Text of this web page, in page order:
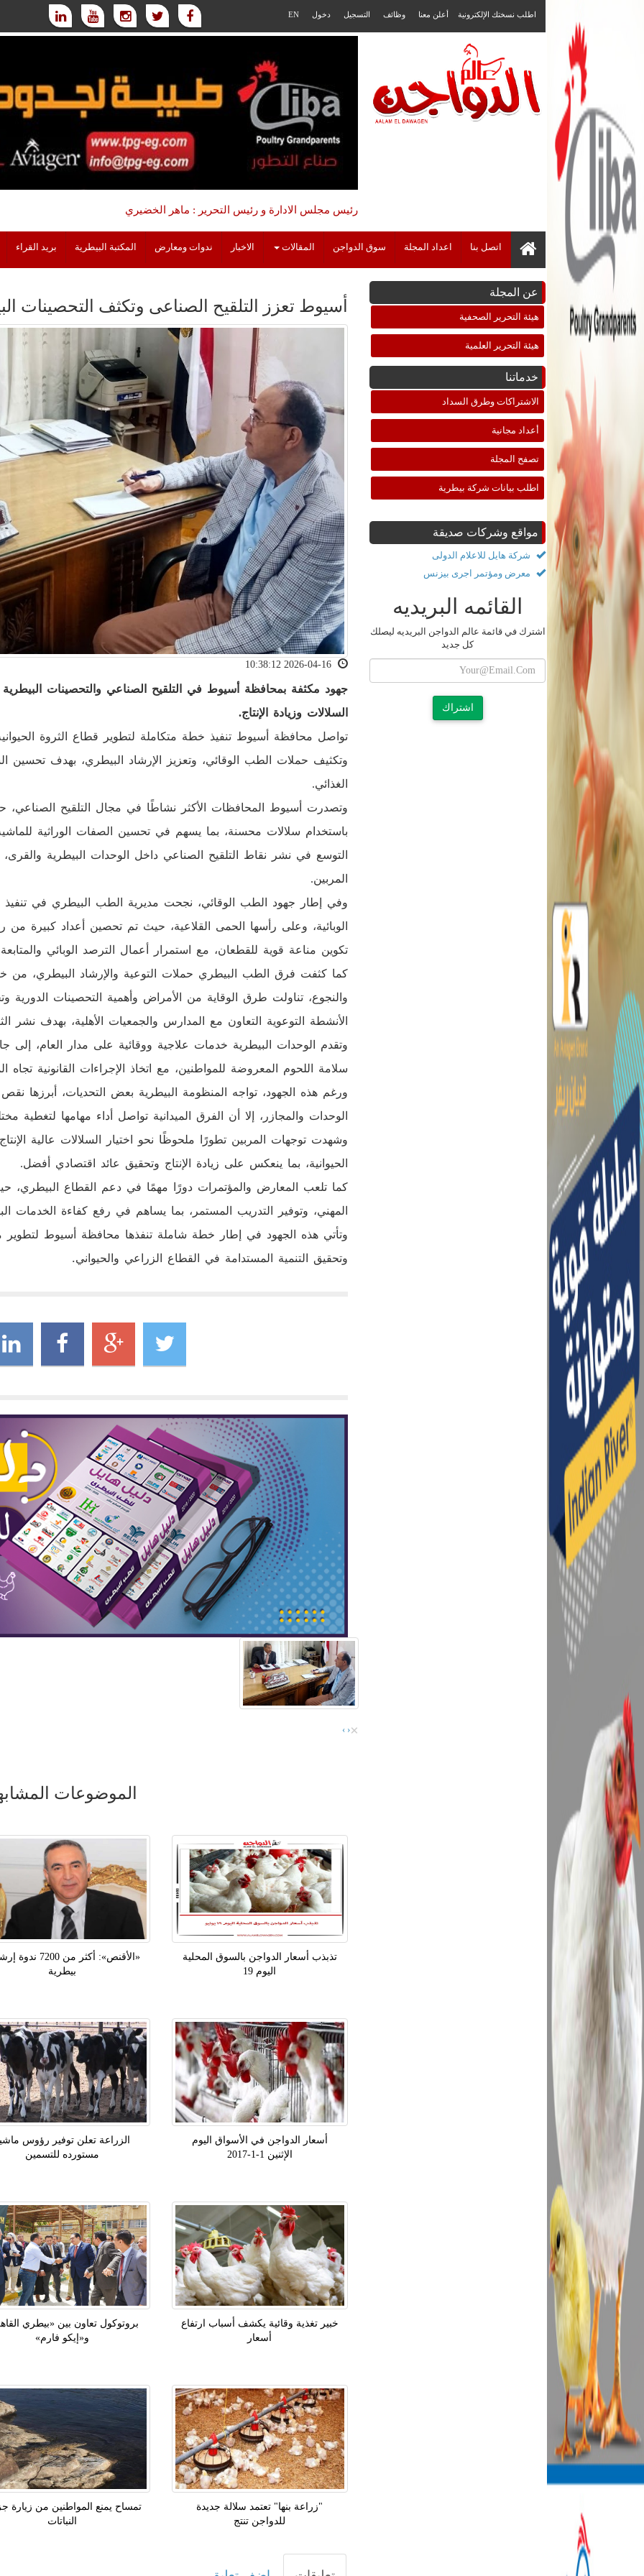
اطلب نسختك الإلكترونية أعلن معنا وظائف التسجيل دخول EN
رئيس مجلس الادارة و رئيس التحرير : ماهر الخضيري
اتصل بنا اعداد المجلة سوق الدواجن المقالات الاخبار ندوات ومعارض المكتبة البيطرية بريد القراء
عن المجلة
هيئة التحرير الصحفية
هيئة التحرير العلمية
خدماتنا
الاشتراكات وطرق السداد
أعداد مجانية
تصفح المجلة
اطلب بيانات شركة بيطرية
مواقع وشركات صديقة
شركة هايل للاعلام الدولى
معرض ومؤتمر اجرى بيزنس
القائمه البريديه
اشترك في قائمة عالم الدواجن البريديه ليصلك
كل جديد
اشتراك
أسيوط تعزز التلقيح الصناعى وتكثف التحصينات
جهود مكثفة بمحافظة أسيوط في التلقيح الصناعي والتحصينات البيطرية
السلالات وزيادة الإنتاج.
تواصل محافظة أسيوط تنفيذ خطة متكاملة لتطوير قطاع الثروة
وتكثيف حملات الطب الوقائي، وتعزيز الإرشاد البيطري، بهدف تحسين
الغذائي.
وتصدرت أسيوط المحافظات الأكثر نشاطًا في مجال التلقيح الصناعي،
باستخدام سلالات محسنة، بما يسهم في تحسين الصفات الوراثية للماشية
التوسع في نشر نقاط التلقيح الصناعي داخل الوحدات البيطرية
المربين.
وفي إطار جهود الطب الوقائي، نجحت مديرية الطب البيطري في
الوبائية، وعلى رأسها الحمى القلاعية، حيث تم تحصين أعداد كبيرة
تكوين مناعة قوية للقطعان، مع استمرار أعمال الترصد الوبائي
كما كثفت فرق الطب البيطري حملات التوعية والإرشاد البيطري، من
والنجوع، تناولت طرق الوقاية من الأمراض وأهمية التحصينات الدورية
الأنشطة التوعوية التعاون مع المدارس والجمعيات الأهلية، بهدف نشر
وتقدم الوحدات البيطرية خدمات علاجية ووقائية على مدار العام، إلى
سلامة اللحوم المعروضة للمواطنين، مع اتخاذ الإجراءات القانونية
ورغم هذه الجهود، تواجه المنظومة البيطرية بعض التحديات، أبرزها
الوحدات والمجازر، إلا أن الفرق الميدانية تواصل أداء مهامها لتغطية
وشهدت توجهات المربين تطورًا ملحوظًا نحو اختيار السلالات عالية
الحيوانية، بما ينعكس على زيادة الإنتاج وتحقيق عائد اقتصادي أفضل.
كما تلعب المعارض والمؤتمرات دورًا مهمًا في دعم القطاع البيطري،
المهني، وتوفير التدريب المستمر، بما يساهم في رفع كفاءة الخدمات
وتأتي هذه الجهود في إطار خطة شاملة تنفذها محافظة أسيوط لتطوير
وتحقيق التنمية المستدامة في القطاع الزراعي والحيواني.
‹
› ×
الموضوعات
«الأقنص»: أكثر من 7200
بيطرية
تذبذب أسعار الدواجن بالسوق المحلية
اليوم 19
الزراعة تعلن توفير رؤوس
مستورده للتسمين
أسعار الدواجن في الأسواق اليوم
الإثنين 1-1-2017
بروتوكول تعاون بين «بيطري
و«إيكو فارم»
خبير تغذية وقائية يكشف أسباب ارتفاع
أسعار
تمساح يمنع المواطنين من زيارة
النباتات
"زراعة بنها" تعتمد سلالة جديدة
للدواجن تنتج